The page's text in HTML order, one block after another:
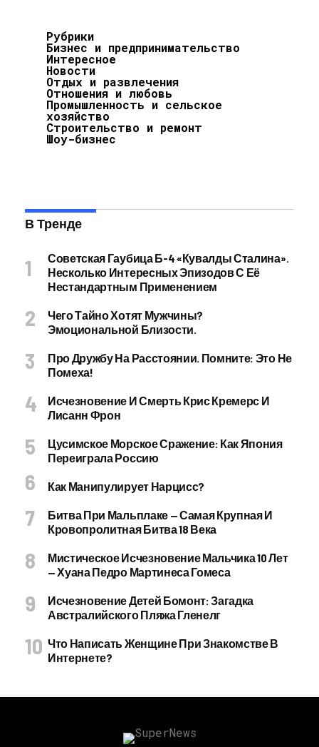
Рубрики
Бизнес и предпринимательство
Интересное
Новости
Отдых и развлечения
Отношения и любовь
Промышленность и сельское
хозяйство
Строительство и ремонт
Шоу-бизнес
В Тренде
Советская Гаубица Б-4 «Кувалды Сталина».
Несколько Интересных Эпизодов С Её
Нестандартным Применением
Чего Тайно Хотят Мужчины?
Эмоциональной Близости.
Про Дружбу На Расстоянии. Помните: Это Не
Помеха!
Исчезновение И Смерть Крис Кремерс И
Лисанн Фрон
Цусимское Морское Сражение: Как Япония
Переиграла Россию
Как Манипулирует Нарцисс?
Битва При Мальплаке — Самая Крупная И
Кровопролитная Битва 18 Века
Мистическое Исчезновение Мальчика 10 Лет
— Хуана Педро Мартинеса Гомеса
Исчезновение Детей Бомонт: Загадка
Австралийского Пляжа Гленелг
Что Написать Женщине При Знакомстве В
Интернете?